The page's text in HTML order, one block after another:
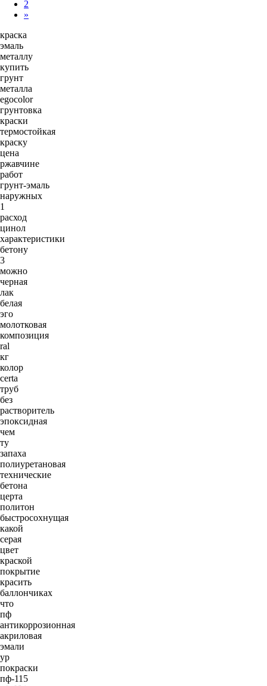
2
»
краска
эмаль
металлу
купить
грунт
металла
egocolor
грунтовка
краски
термостойкая
краску
цена
ржавчине
работ
грунт-эмаль
наружных
1
расход
цинол
характеристики
бетону
3
можно
черная
лак
белая
эго
молотковая
композиция
ral
кг
колор
certa
труб
без
растворитель
эпоксидная
чем
ту
запаха
полиуретановая
технические
бетона
церта
политон
быстросохнущая
какой
серая
цвет
краской
покрытие
красить
баллончиках
что
пф
антикоррозионная
акриловая
эмали
ур
покраски
пф-115